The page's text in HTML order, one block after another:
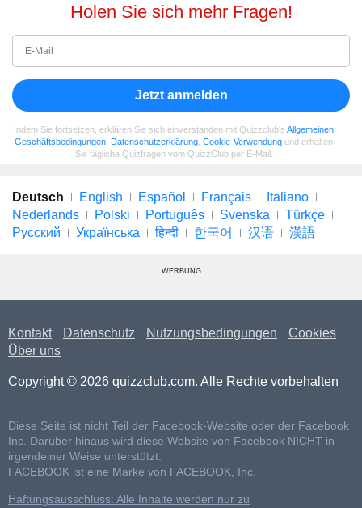
Holen Sie sich mehr Fragen!
Jetzt anmelden
Indem Sie fortsetzen, erklären Sie sich einverstanden mit Quizzclub's Allgemeinen
Geschäftsbedingungen Datenschutzerklärung Cookie-Verwendung und erhalten
Sie tägliche Quizfragen vom QuizzClub per E-Mail.
Deutsch English Español Français
Italiano
Nederlands
Polski Português Svenska
Türkçe
Русский
Українська हिन्दी 한국어 汉语 漢語
WERBUNG
Kontakt Datenschutz Nutzungsbedingungen
Cookies
Über uns
Copyright © 2026 quizzclub.com. Alle Rechte vorbehalten
Diese Seite ist nicht Teil der Facebook-Website oder der Facebook
Inc. Darüber hinaus wird diese Website von Facebook NICHT in
irgendeiner Weise unterstützt.
FACEBOOK ist eine Marke von FACEBOOK, Inc.
Haftungsausschluss: Alle Inhalte werden nur zu